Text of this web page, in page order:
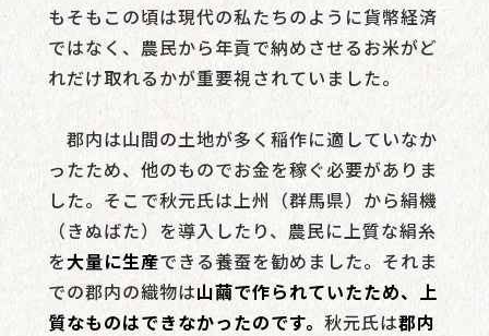
もそもこの頃は現代の私たちのように貨幣経済
ではなく、農民から年貢で納めさせるお米がど
れだけ取れるかが重要視されていました。
郡内は山間の土地が多く稲作に適していなか
ったため、他のものでお金を稼ぐ必要がありま
した。そこで秋元氏は上州（群馬県）から絹機
（きぬばた）を導入したり、農民に上質な絹糸
を大量に生産できる養蚕を勧めました。それま
での郡内の織物は山繭で作られていたため、上
質なものはできなかったのです。 秋元氏は郡内